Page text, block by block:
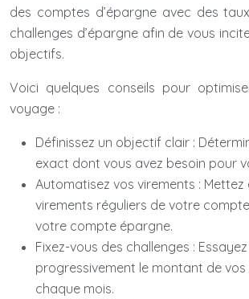
des comptes d’épargne avec des
challenges d’épargne afin de vous
objectifs.
Voici quelques conseils pour
voyage :
Définissez un objectif clair :
exact dont vous avez besoin pour
Automatisez vos virements : Mettez
virements réguliers de votre
votre compte épargne.
Fixez-vous des challenges :
progressivement le montant de vos
chaque mois.